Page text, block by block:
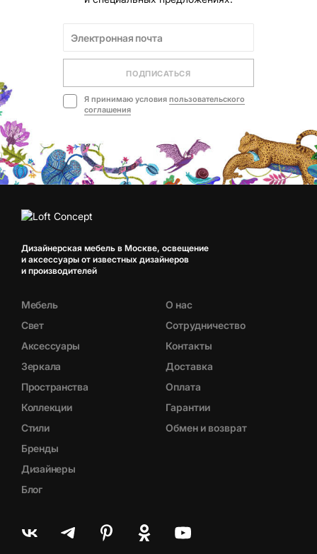
ПОДПИСАТЬСЯ
Я принимаю условия пользовательского
соглашения
Дизайнерская мебель в Москве, освещение
и аксессуары от известных дизайнеров
и производителей
Мебель
Свет
Аксессуары
Зеркала
Пространства
Коллекции
Стили
Бренды
Дизайнеры
Блог
О нас
Сотрудничество
Контакты
Доставка
Оплата
Гарантии
Обмен и возврат